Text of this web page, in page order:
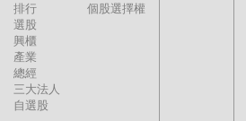
排行
選股
興櫃
產業
總經
三大法人
自選股
個股選擇權